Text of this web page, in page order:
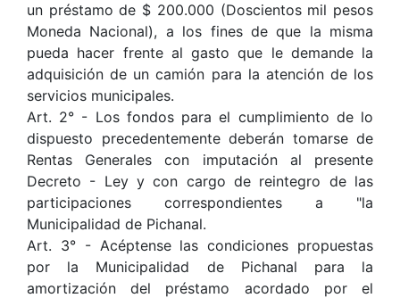
un préstamo de $ 200.000 (Doscientos mil pesos
Moneda Nacional), a los fines de que la misma
pueda hacer frente al gasto que le demande la
adquisición de un camión para la atención de los
servicios municipales.
Art. 2° - Los fondos para el cumplimiento de lo
dispuesto precedentemente deberán tomarse de
Rentas Generales con imputación al presente
Decreto - Ley y con cargo de reintegro de las
participaciones correspondientes a "la
Municipalidad de Pichanal.
Art. 3° - Acéptense las condiciones propuestas
por la Municipalidad de Pichanal para la
amortización del préstamo acordado por el